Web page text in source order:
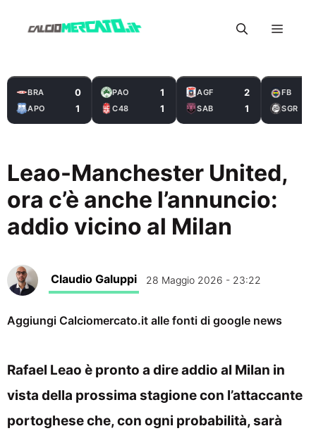
Menu
BRA 0
APO 1
PAO 1
C48 1
AGF 2
SAB 1
FB
SGR
Leao-Manchester United,
ora c’è anche l’annuncio:
addio vicino al Milan
Claudio Galuppi 28 Maggio 2026 - 23:22
Aggiungi Calciomercato.it alle fonti di google news
Rafael Leao è pronto a dire addio al Milan in
vista della prossima stagione con l’attaccante
portoghese che, con ogni probabilità, sarà